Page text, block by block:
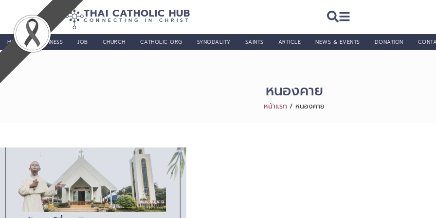
THAI CATHOLIC HUB
CONNECTING IN CHRIST
HOME BUSINESS JOB CHURCH CATHOLIC ORG SYNODALITY SAINTS ARTICLE NEWS & EVENTS DONATION
หนองคาย
หน้าแรก / หนองคาย